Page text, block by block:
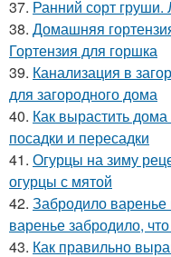
37. Ранний сорт груши.
38. Домашняя
Гортензия для горшка
39. Канализация в
для загородного дома
40. Как вырастить
посадки и пересадки
41. Огурцы на зиму
огурцы с мятой
42. Забродило варенье
варенье забродило,
43. Как правильно